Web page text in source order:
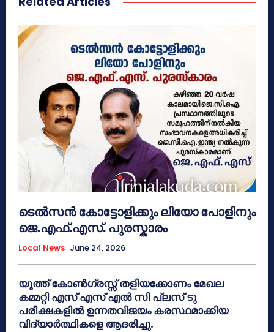
ടെൽസൻ കോട്ടോളിക്കും ലിയോ പോളിനും
ജെ.എഫ്.എസ്. പുരസ്കാരം
Local News June 24, 2026
യൂത്ത് കോൺഗ്രസ്സ് തളിയക്കോണം മേഖല
കമ്മറ്റി എസ് എസ് എൽ സി പ്ലസ് ടു
പരീക്ഷകളിൽ ഉന്നതവിജയം കരസ്ഥമാക്കിയ
വിദ്യാർത്ഥികളെ ആദരിച്ചു.